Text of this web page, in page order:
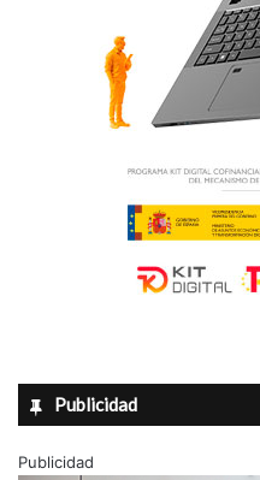
Publicidad
Publicidad